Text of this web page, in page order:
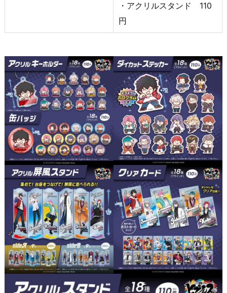
・アクリルスタンド 110
円